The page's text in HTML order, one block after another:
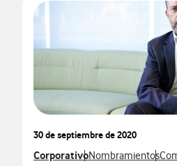
30 de septiembre de 2020
Ver más notas de prensa
CorporativoVer más notas de
NombramientosVer